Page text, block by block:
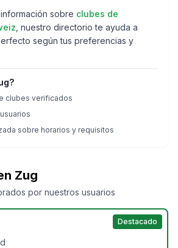
sobre clubes de
, nuestro directorio te ayuda a
según tus preferencias y
?
clubes verificados
sobre horarios y requisitos
Zug
por nuestros usuarios
Destacado